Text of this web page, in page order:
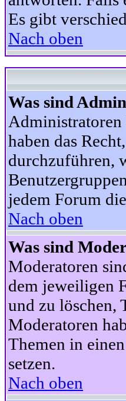
Es gibt
Nach oben
Was sind
Administratoren
haben das
durchzuführen,
jedem Forum
Nach oben
Was sind
Moderatoren
dem jeweiligen
und zu löschen,
Moderatoren
Themen in
setzen.
Nach oben